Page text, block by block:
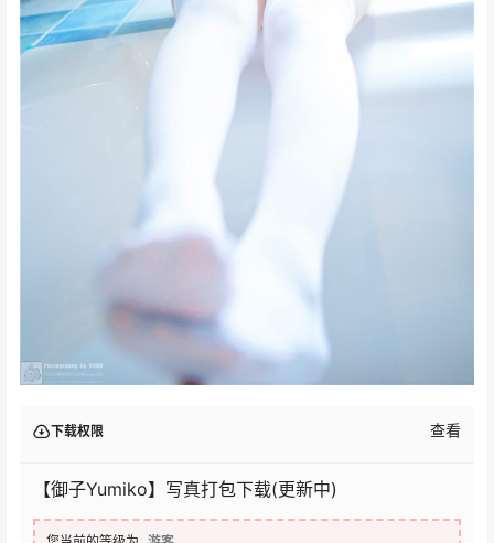
下载权限 查看
【御子Yumiko】写真打包下载(更新中)